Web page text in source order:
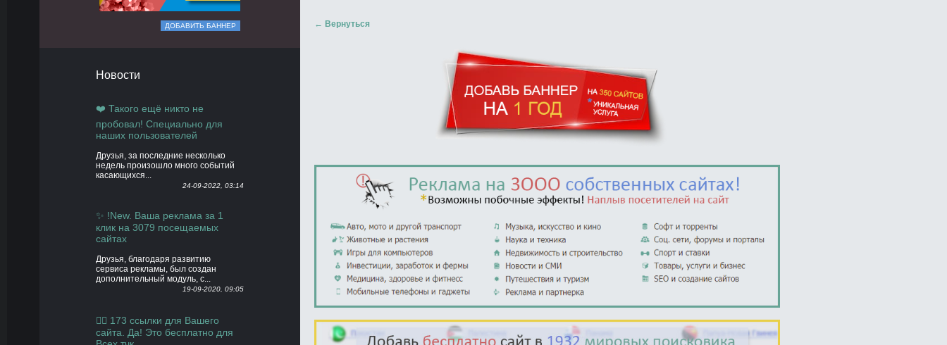
ДОБАВИТЬ БАННЕР
Новости
❤️ Такого ещё никто не
пробовал! Специально для
наших пользователей
Друзья, за последние несколько
недель произошло много событий
касающихся...
24-09-2022, 03:14
✨ !New. Ваша реклама за 1
клик на 3079 посещаемых
сайтах
Друзья, благодаря развитию
сервиса рекламы, был создан
дополнительный модуль, с...
19-09-2020, 09:05
👍🏻 173 ссылки для Вашего
сайта. Да! Это бесплатно для
← Вернуться